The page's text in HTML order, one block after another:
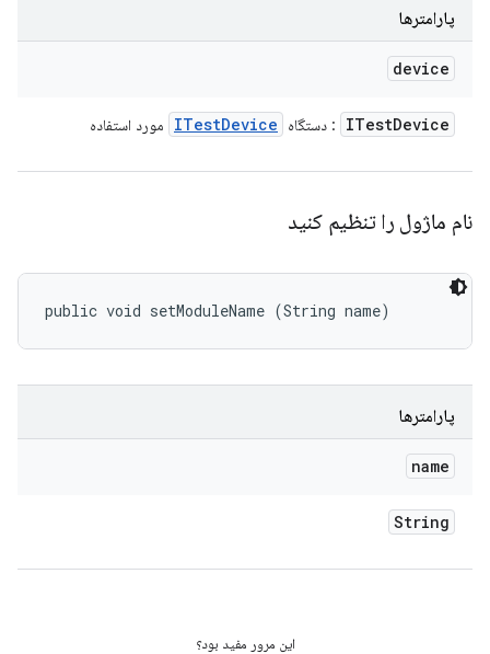
پارامترها
device
ITestDevice : دستگاه ITestDevice مورد استفاده
نام ماژول را تنظیم کنید
public void setModuleName (String name)
پارامترها
name
String
این مرور مفید بود؟